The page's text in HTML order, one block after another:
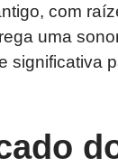
com
uma
significativa